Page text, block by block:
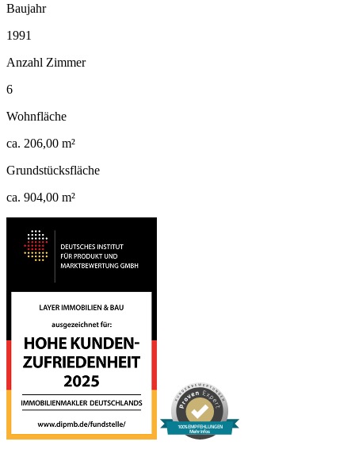
Baujahr
1991
Anzahl Zimmer
6
Wohnfläche
ca. 206,00 m²
Grundstücksfläche
ca. 904,00 m²
100% EMPFEHLUNGEN
Mehr Infos